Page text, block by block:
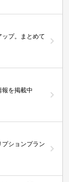
プ。まとめて
を掲載中
ションプラン